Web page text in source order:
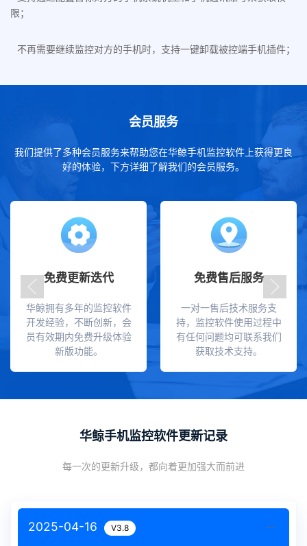
限；
不再需要继续监控对方的手机时，支持一键卸载被控端手机插件；
会员服务
我们提供了多种会员服务来帮助您在华鲸手机监控软件上获得更良
好的体验，下方详细了解我们的会员服务。
免费更新迭代
华鲸拥有多年的监控软件
开发经验，不断创新，会
员有效期内免费升级体验
新版功能。
免费售后服务
一对一售后技术服务支
持，监控软件使用过程中
有任何问题均可联系我们
获取技术支持。
华鲸手机监控软件更新记录
每一次的更新升级，都向着更加强大而前进
2025-04-16 V3.8